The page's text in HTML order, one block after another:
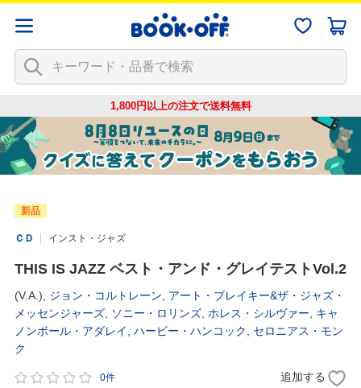
1,800円以上の注文で送料無料
新品
ＣＤ インスト・ジャズ
THIS IS JAZZ ベスト・アンド・グレイテストVol.2
(V.A.), ジョン・コルトレーン
アート・ブレイキー&ザ・ジャズ・
メッセンジャーズ
ソニー・ロリンズ ホレス・シルヴァー
キャ
ノンボール・アダレイ
ハービー・ハンコック
セロニアス・モン
ク
0件 追加する